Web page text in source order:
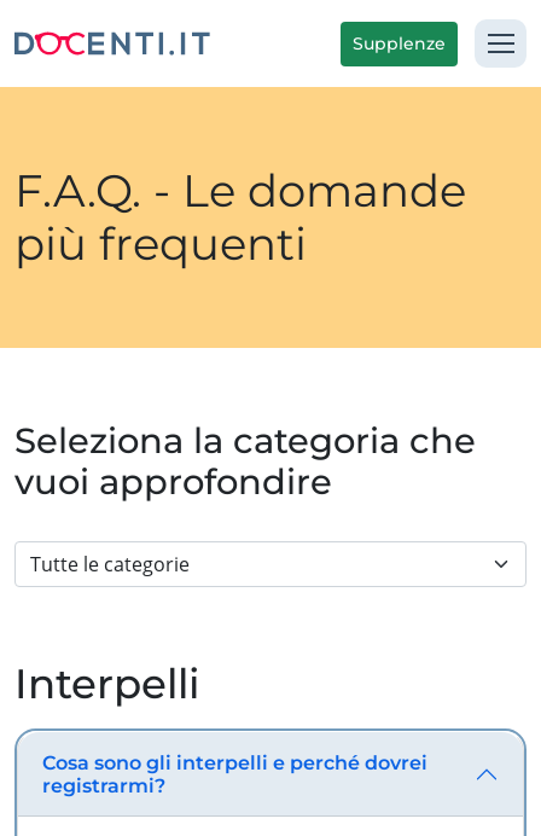
Supplenze
F.A.Q. - Le domande
più frequenti
Seleziona la categoria che
vuoi approfondire
Interpelli
Cosa sono gli interpelli e perché dovrei
registrarmi?